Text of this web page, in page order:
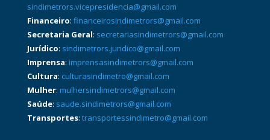
sindimetrors.vicepresidencia@gmail.com
Financeiro: financeirosindimetrors@gmail.com
Secretaria Geral: secretariasindimetrors@gmail.com
Jurídico: sindimetrors.juridico@gmail.com
Imprensa: imprensasindimetrors@gmail.com
Cultura: culturasindimetro@gmail.com
Mulher: mulhersindimetrors@gmail.com
Saúde: saude.sindimetrors@gmail.com
Transportes: transportessindimetro@gmail.com